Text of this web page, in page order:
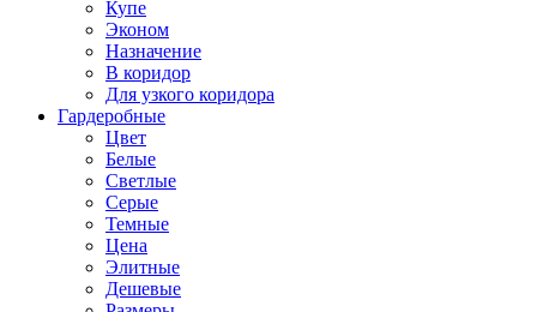
Купе
Эконом
Назначение
В коридор
Для узкого коридора
Гардеробные
Цвет
Белые
Светлые
Серые
Темные
Цена
Элитные
Дешевые